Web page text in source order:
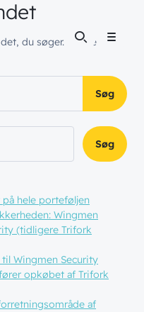
Menu
du søger. Måske vil en
Søg
hele porteføljen
Wingmen
(tidligere Trifork
Wingmen Security
opkøbet af Trifork
af